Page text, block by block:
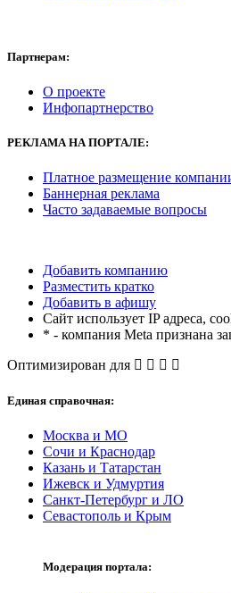
Партнерам:
О проекте
Инфопартнерство
РЕКЛАМАНА ПОРТАЛЕ:
Платное размещение
Баннерная реклама
Часто задаваемые вопросы
Добавить компанию
Разместить кратко
Добавить в афишу
Сайт использует IP адреса,
* - компания Meta признана
Оптимизирован для
Единая справочная:
Москва и МО
Сочи и Краснодар
Казань и Татарстан
Ижевск и Удмуртия
Санкт-Петербург и ЛО
Севастополь и Крым
Модерация портала: